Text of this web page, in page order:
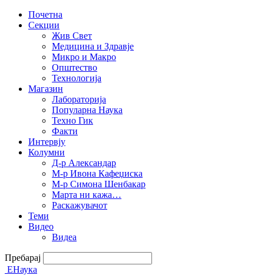
Почетна
Секции
Жив Свет
Медицина и Здравје
Микро и Макро
Општество
Технологија
Магазин
Лабораторија
Популарна Наука
Техно Гик
Факти
Интервју
Колумни
Д-р Александар
М-р Ивона Кафеџиска
М-р Симона Шенбакар
Марта ни кажа…
Раскажувачот
Теми
Видео
Видеа
Пребарај
ЕНаука